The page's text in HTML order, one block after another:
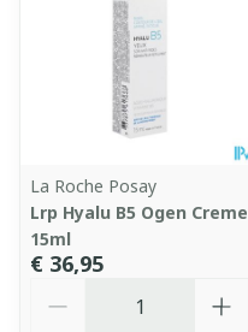
La Roche Posay
Lrp Hyalu B5 Ogen Creme
15ml
€ 36,95